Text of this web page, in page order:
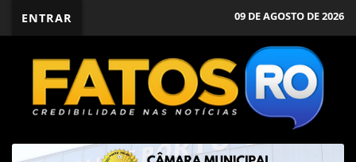
ENTRAR 09 DE AGOSTO DE 2026